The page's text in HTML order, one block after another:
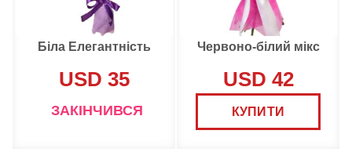
Біла Елегантність
USD 35
ЗАКІНЧИВСЯ
Червоно-білий мікс
USD 42
КУПИТИ